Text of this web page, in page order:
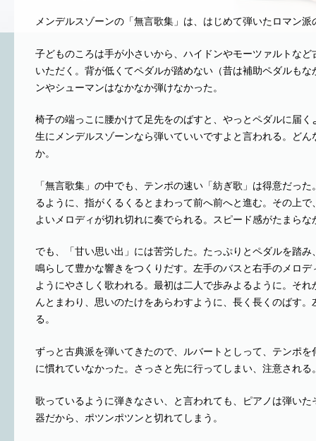
メンデルスゾーンの「無言歌集」は、はじめて弾いたロマン派
子どものころは手が小さいから、ハイドンやモーツァルトなど
いただく。背が低くてペダルが踏めない（昔は補助ペダルもな
ンやシューマンはなかなか弾けなかった。
椅子の端っこに腰かけて足先をのばすと、やっとペダルに届く
生にメンデルスゾーンなら弾いていいですよと言われる。どん
か。
「無言歌集」の中でも、テンポの速い「紡ぎ歌」は得意だっ
るように、指がくるくるとまわって前へ前へと進む。その上で
よいメロディが切れ切れに奏でられる。スピード感がたまらな
でも、「甘い思い出」には苦労した。たっぷりとペダルを踏み
鳴らして豊かな響きをつくりだす。左手のバスと右手のメロデ
ようにやさしく歌われる。最初は二人で歩みよるように。それ
んとまわり、思いのたけをあらわすように、長く長くのばす。
る。
ずっと古典派を弾いてきたので、ルバートとしって、テンポを
に慣れていなかった。さっさと先に行ってしまい、注意される
歌っているように弾きなさい、と言われても、ピアノは弾いた
器だから、ポツンポツンと切れてしまう。